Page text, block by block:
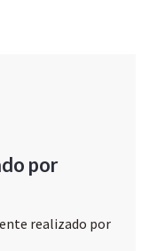
por
realizado por